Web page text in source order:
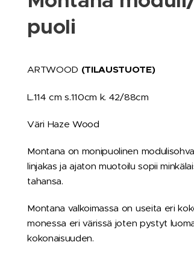
puoli
ARTWOOD (TILAUSTUOTE)
L.114 cm s.110cm k. 42/88cm
Väri Haze Wood
Montana on monipuolinen
linjakas ja ajaton muotoilu sopii
tahansa.
Montana valkoimassa on useita eri
monessa eri värissä joten pystyt
kokonaisuuden.